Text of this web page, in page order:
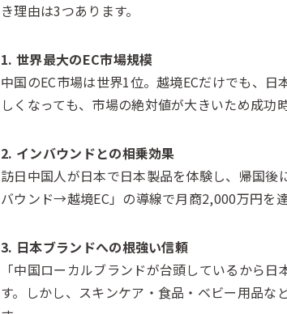
き理由は3つあります。
1. 世界最大のEC市場規模
中国のEC市場は世界1位。越境ECだけでも、
しくなっても、市場の絶対値が大きいため成功
2. インバウンドとの相乗効果
訪日中国人が日本で日本製品を体験し、帰国
バウンド→越境EC」の導線で月商2,000万円を
3. 日本ブランドへの根強い信頼
「中国ローカルブランドが台頭しているから
す。しかし、スキンケア・食品・ベビー用品